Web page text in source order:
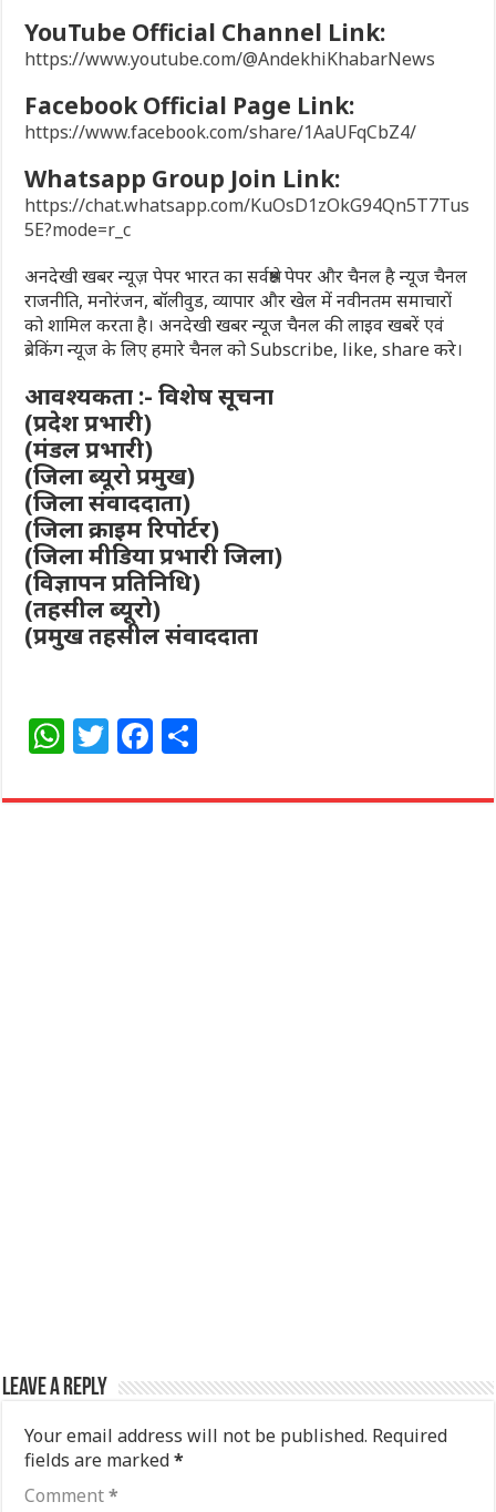
YouTube Official Channel Link:
https://www.youtube.com/@AndekhiKhabarNews
Facebook Official Page Link:
https://www.facebook.com/share/1AaUFqCbZ4/
Whatsapp Group Join Link:
https://chat.whatsapp.com/KuOsD1zOkG94Qn5T7Tus
5E?mode=r_c
अनदेखी खबर न्यूज़ पेपर भारत का सर्वश्रेष्ठ पेपर और चैनल है न्यूज चैनल
राजनीति, मनोरंजन, बॉलीवुड, व्यापार और खेल में नवीनतम समाचारों
को शामिल करता है। अनदेखी खबर न्यूज चैनल की लाइव खबरें एवं
ब्रेकिंग न्यूज के लिए हमारे चैनल को Subscribe, like, share करे।
आवश्यकता :- विशेष सूचना
(प्रदेश प्रभारी)
(मंडल प्रभारी)
(जिला ब्यूरो प्रमुख)
(जिला संवाददाता)
(जिला क्राइम रिपोर्टर)
(जिला मीडिया प्रभारी जिला)
(विज्ञापन प्रतिनिधि)
(तहसील ब्यूरो)
(प्रमुख तहसील संवाददाता
W
at
T
itt
F
c ar
Leave a Reply
Your email address will not be published. Required
fields are marked*
Comment*